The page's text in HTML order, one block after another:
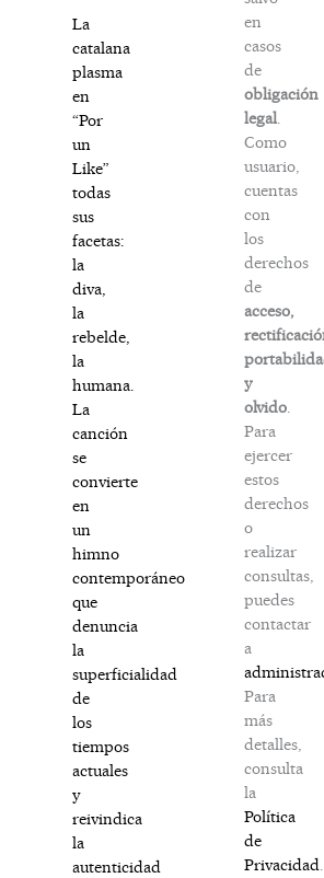
La
catalana
plasma
en
“Por
un
Like”
todas
sus
facetas:
la
diva,
la
rebelde,
la
humana.
La
canción
se
convierte
en
un
himno
contemporáneo
que
denuncia
la
superficialidad
de
los
tiempos
actuales
y
reivindica
la
autenticidad
en
casos
de
obligación
legal
Como
usuario,
cuentas
con
los
derechos
de
acceso,
y
olvido
Para
ejercer
estos
derechos
o
realizar
consultas,
puedes
contactar
a
Para
más
detalles,
consulta
la
Política
de
Privacidad